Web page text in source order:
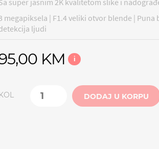
super jasnim 2K kvalitetom slike i
megapiksela | F1.4 veliki otvor blende |
ljudi
KM i
DODAJ U KORPU